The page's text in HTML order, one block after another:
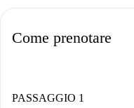
Come prenotare
PASSAGGIO 1